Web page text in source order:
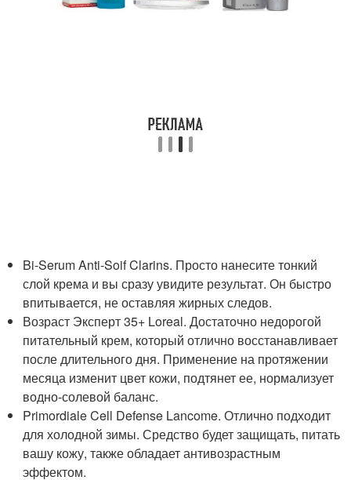
Bi-Serum Anti-Soif Clarins. Просто нанесите тонкий
слой крема и вы сразу увидите результат. Он быстро
впитывается, не оставляя жирных следов.
Возраст Эксперт 35+ Loreal. Достаточно недорогой
питательный крем, который отлично восстанавливает
после длительного дня. Применение на протяжении
месяца изменит цвет кожи, подтянет ее, нормализует
водно-солевой баланс.
Primordiale Cell Defense Lancome. Отлично подходит
для холодной зимы. Средство будет защищать, питать
вашу кожу, также обладает антивозрастным
эффектом.